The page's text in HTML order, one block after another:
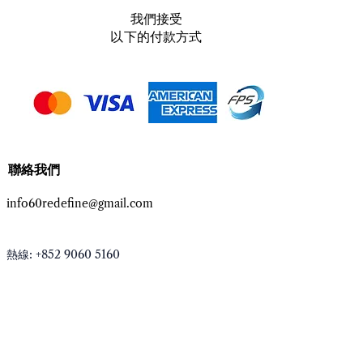
應該怎樣」
我們接受
以下的付款方式
​聯絡我們
info60redefine@gmail.com
熱線: +852 9060 5160